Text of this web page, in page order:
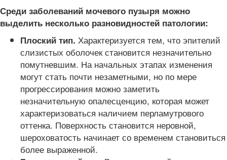
Среди заболеваний мочевого пузыря можно
выделить несколько разновидностей патологии:
Плоский тип. Характеризуется тем, что эпителий
слизистых оболочек становится незначительно
помутневшим. На начальных этапах изменения
могут стать почти незаметными, но по мере
прогрессирования можно заметить
незначительную опалесценцию, которая может
характеризоваться наличием перламутрового
оттенка. Поверхность становится неровной,
шероховатость начинает со временем становиться
более выраженной.